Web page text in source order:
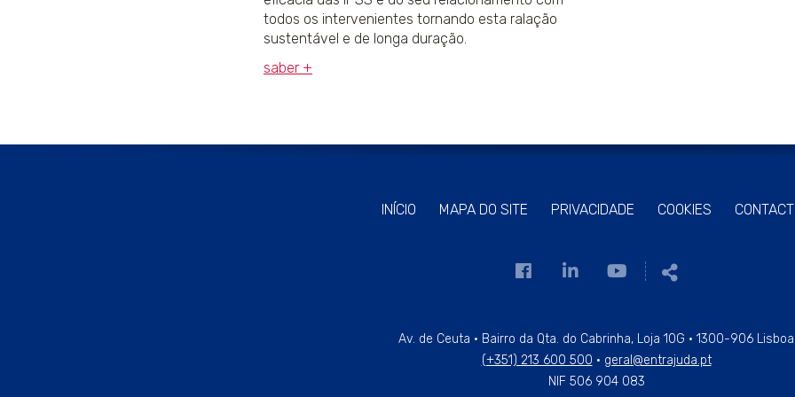
todos os intervenientes tornando esta ralação
sustentável e de longa duração.
saber +
INÍCIO MAPA DO SITE PRIVACIDADE COOKIES
Link
página
de
Facebook
Link
página
de
Linkedin
Link
página
de
Youtube
Av. de Ceuta · Bairro da Qta. do Cabrinha, Loja 10G · 1300-906 Lisboa
(+351) 213 600 500 · geral@entrajuda.pt
NIF 506 904 083